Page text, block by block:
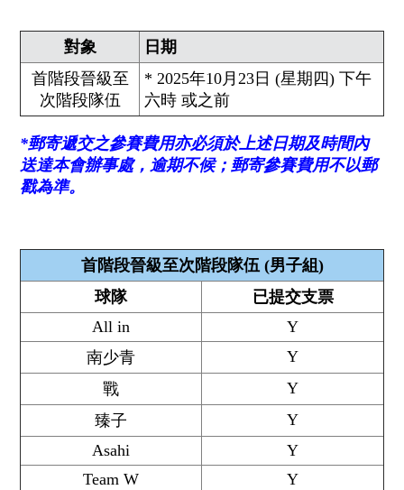
對象
日期
首階段晉級至
次階段隊伍
* 2025年10月23日 (星期四) 下午
六時 或之前
*郵寄遞交之參賽費用亦必須於上述日期及時間內
送達本會辦事處，逾期不候；郵寄參賽費用不以郵
戳為準。
首階段晉級至次階段隊伍 (男子組)
球隊
已提交支票
All in
Y
南少青
Y
戰
Y
臻子
Y
Asahi
Y
Team W
Y